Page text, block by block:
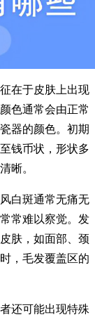
在于皮肤上出现
色通常会由正常
器的颜色。初期
钱币状，形状多
晰。
白斑通常无痛无
常难以察觉。发
肤，如面部、颈
，毛发覆盖区的
还可能出现特殊